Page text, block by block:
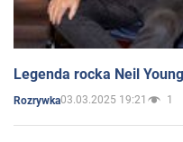
Legenda rocka Neil
Rozrywka03.03.2025 19:21 1